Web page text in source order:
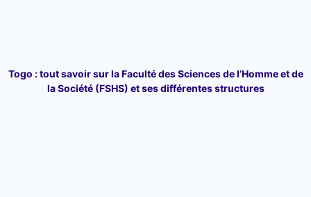
Togo : tout savoir sur la Faculté des Sciences de l’Homme et de
la Société (FSHS) et ses différentes structures